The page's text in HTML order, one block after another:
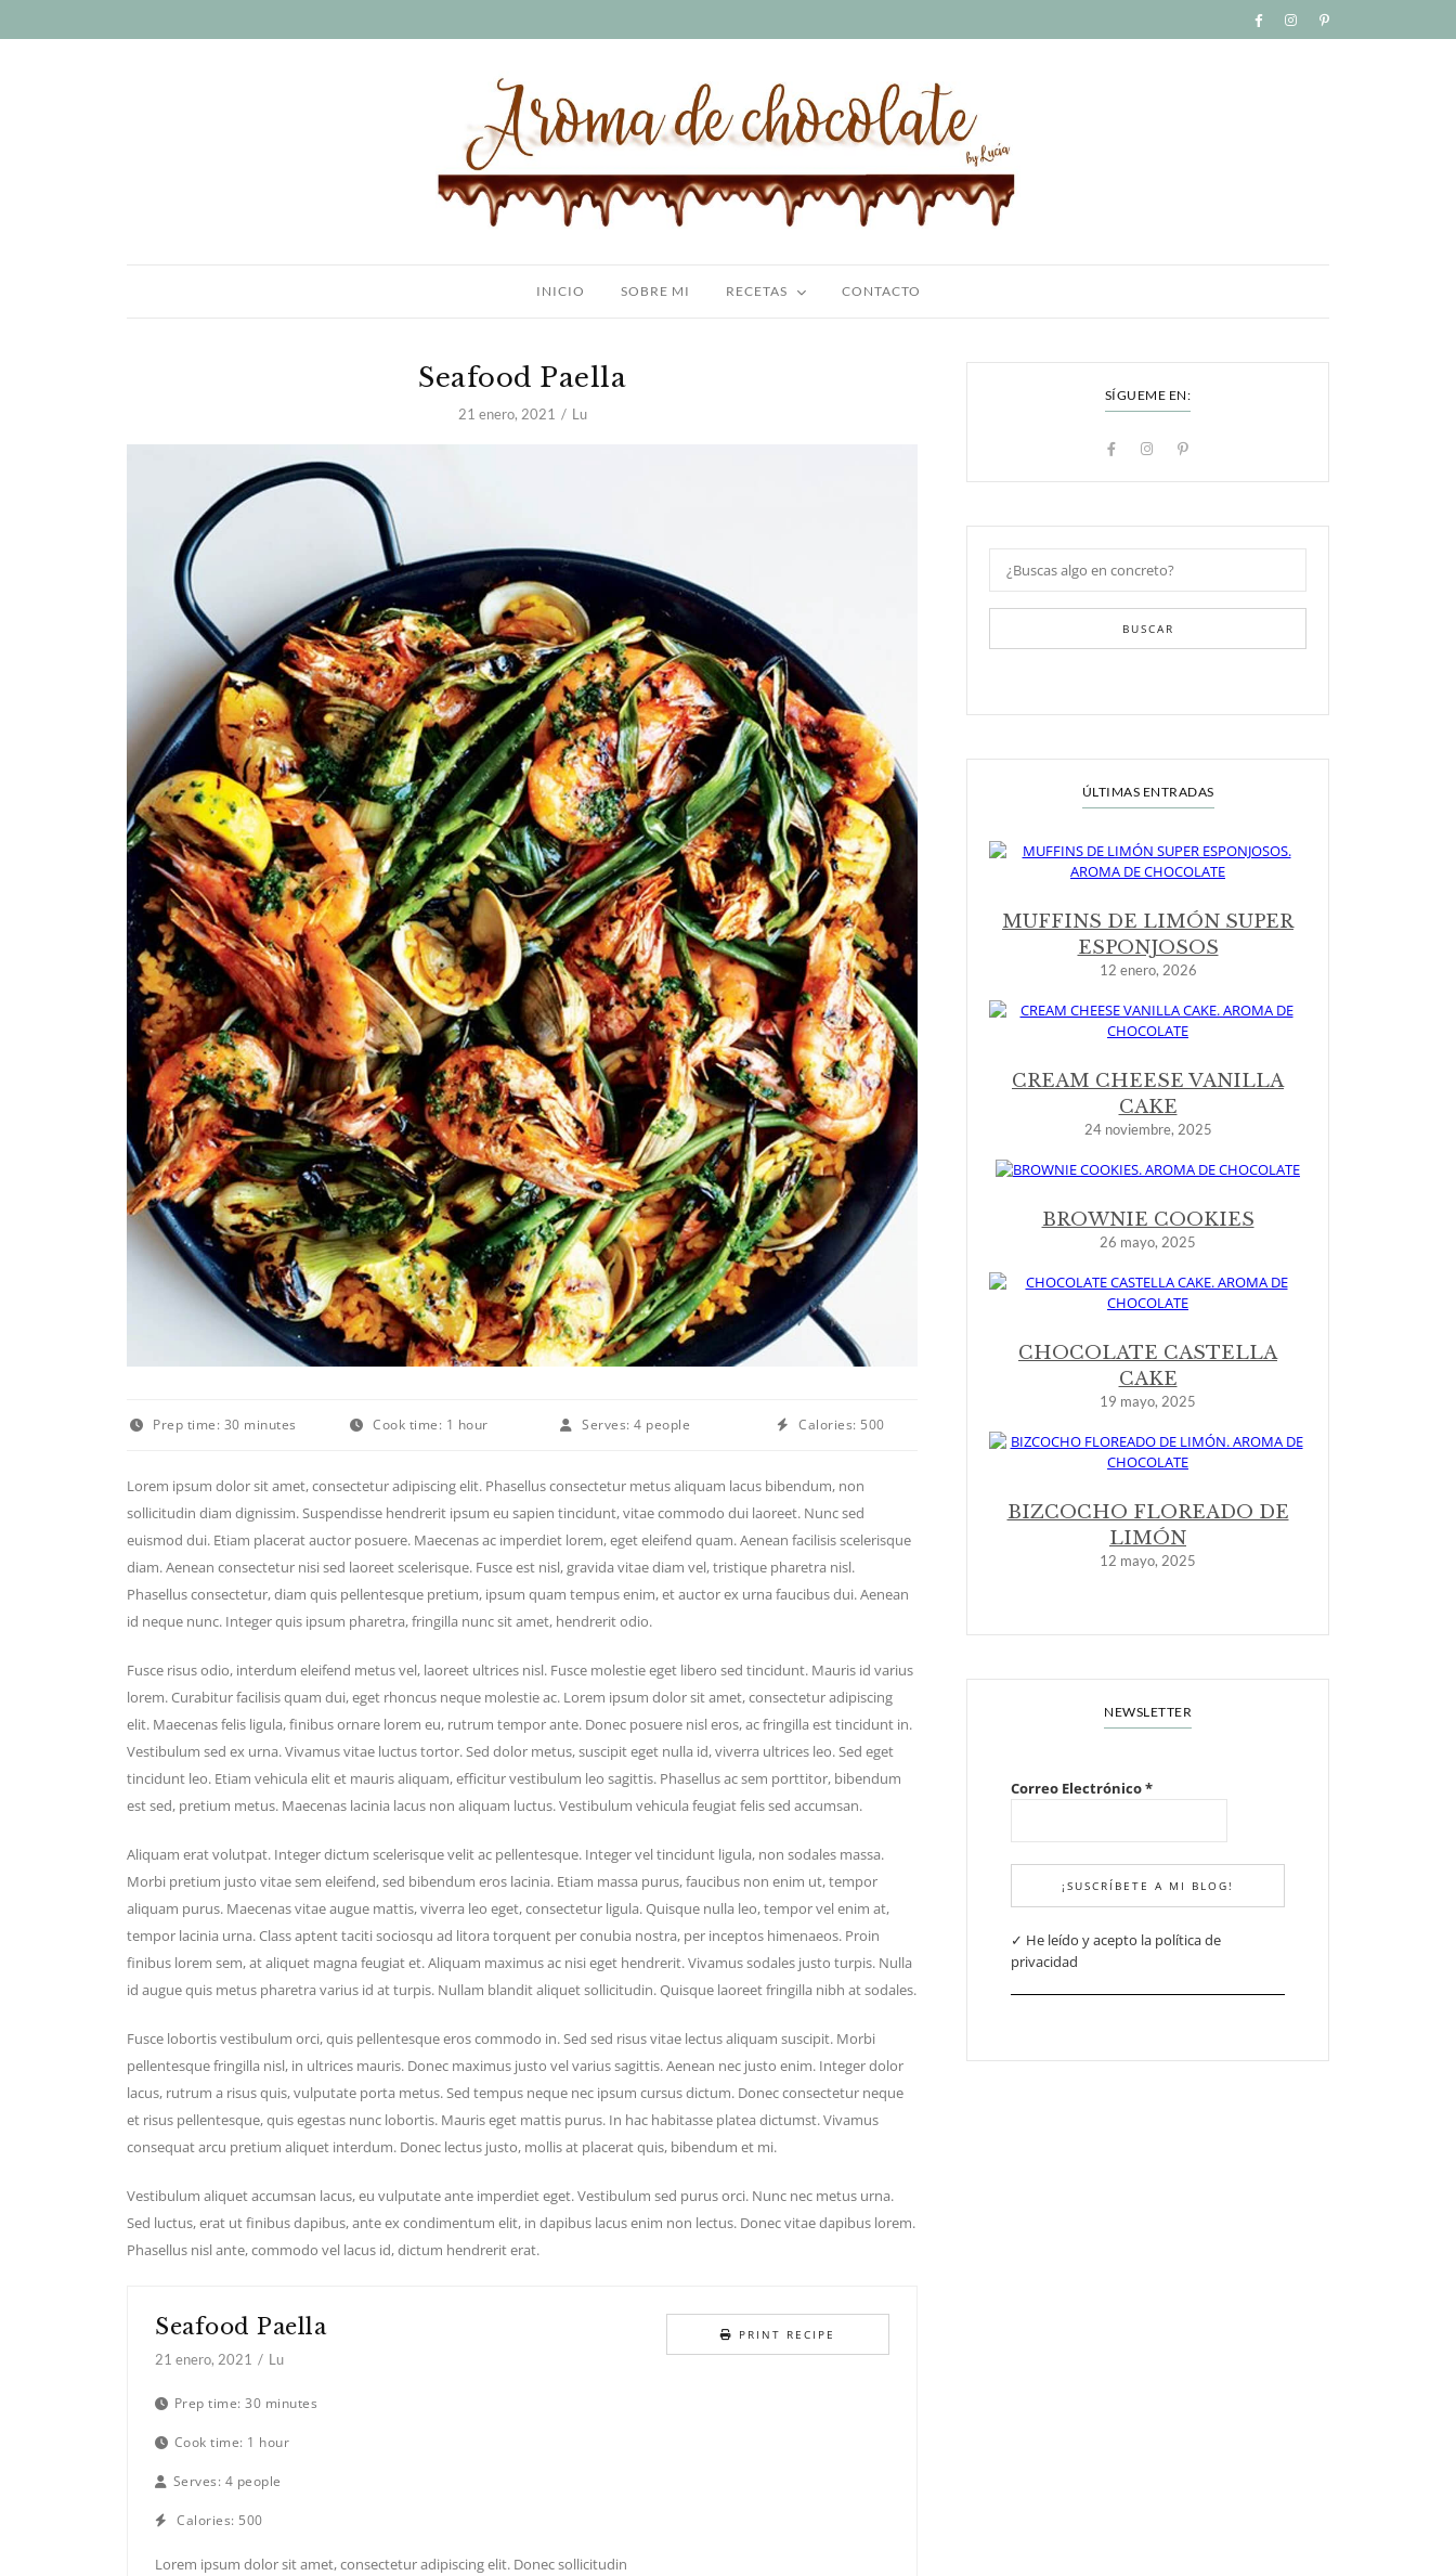
INICIO SOBRE MI RECETAS CONTACTO
Seafood Paella
21 enero, 2021 Lu
Prep time: 30 minutes Cook time: 1 hour Serves: 4 people Calories: 500
Lorem ipsum dolor sit amet, consectetur adipiscing elit. Phasellus consectetur metus aliquam lacus bibendum, non
sollicitudin diam dignissim. Suspendisse hendrerit ipsum eu sapien tincidunt, vitae commodo dui laoreet. Nunc sed
euismod dui. Etiam placerat auctor posuere. Maecenas ac imperdiet lorem, eget eleifend quam. Aenean facilisis scelerisque
diam. Aenean consectetur nisi sed laoreet scelerisque. Fusce est nisl, gravida vitae diam vel, tristique pharetra nisl.
Phasellus consectetur, diam quis pellentesque pretium, ipsum quam tempus enim, et auctor ex urna faucibus dui. Aenean
id neque nunc. Integer quis ipsum pharetra, fringilla nunc sit amet, hendrerit odio.
Fusce risus odio, interdum eleifend metus vel, laoreet ultrices nisl. Fusce molestie eget libero sed tincidunt. Mauris id varius
lorem. Curabitur facilisis quam dui, eget rhoncus neque molestie ac. Lorem ipsum dolor sit amet, consectetur adipiscing
elit. Maecenas felis ligula, finibus ornare lorem eu, rutrum tempor ante. Donec posuere nisl eros, ac fringilla est tincidunt in.
Vestibulum sed ex urna. Vivamus vitae luctus tortor. Sed dolor metus, suscipit eget nulla id, viverra ultrices leo. Sed eget
tincidunt leo. Etiam vehicula elit et mauris aliquam, efficitur vestibulum leo sagittis. Phasellus ac sem porttitor, bibendum
est sed, pretium metus. Maecenas lacinia lacus non aliquam luctus. Vestibulum vehicula feugiat felis sed accumsan.
Aliquam erat volutpat. Integer dictum scelerisque velit ac pellentesque. Integer vel tincidunt ligula, non sodales massa.
Morbi pretium justo vitae sem eleifend, sed bibendum eros lacinia. Etiam massa purus, faucibus non enim ut, tempor
aliquam purus. Maecenas vitae augue mattis, viverra leo eget, consectetur ligula. Quisque nulla leo, tempor vel enim at,
tempor lacinia urna. Class aptent taciti sociosqu ad litora torquent per conubia nostra, per inceptos himenaeos. Proin
finibus lorem sem, at aliquet magna feugiat et. Aliquam maximus ac nisi eget hendrerit. Vivamus sodales justo turpis. Nulla
id augue quis metus pharetra varius id at turpis. Nullam blandit aliquet sollicitudin. Quisque laoreet fringilla nibh at sodales.
Fusce lobortis vestibulum orci, quis pellentesque eros commodo in. Sed sed risus vitae lectus aliquam suscipit. Morbi
pellentesque fringilla nisl, in ultrices mauris. Donec maximus justo vel varius sagittis. Aenean nec justo enim. Integer dolor
lacus, rutrum a risus quis, vulputate porta metus. Sed tempus neque nec ipsum cursus dictum. Donec consectetur neque
et risus pellentesque, quis egestas nunc lobortis. Mauris eget mattis purus. In hac habitasse platea dictumst. Vivamus
consequat arcu pretium aliquet interdum. Donec lectus justo, mollis at placerat quis, bibendum et mi.
Vestibulum aliquet accumsan lacus, eu vulputate ante imperdiet eget. Vestibulum sed purus orci. Nunc nec metus urna.
Sed luctus, erat ut finibus dapibus, ante ex condimentum elit, in dapibus lacus enim non lectus. Donec vitae dapibus lorem.
Phasellus nisl ante, commodo vel lacus id, dictum hendrerit erat.
PRINT RECIPE
Seafood Paella
21 enero, 2021 Lu
Prep time: 30 minutes
Cook time: 1 hour
Serves: 4 people
Calories: 500
Lorem ipsum dolor sit amet, consectetur adipiscing elit. Donec sollicitudin
SÍGUEME EN:
BUSCAR
ÚLTIMAS ENTRADAS
MUFFINS DE LIMÓN SUPER
ESPONJOSOS
12 enero, 2026
CREAM CHEESE VANILLA
CAKE
24 noviembre, 2025
BROWNIE COOKIES
26 mayo, 2025
CHOCOLATE CASTELLA
CAKE
19 mayo, 2025
BIZCOCHO FLOREADO DE
LIMÓN
12 mayo, 2025
NEWSLETTER
Correo Electrónico*
✓ He leído y acepto la política de
privacidad